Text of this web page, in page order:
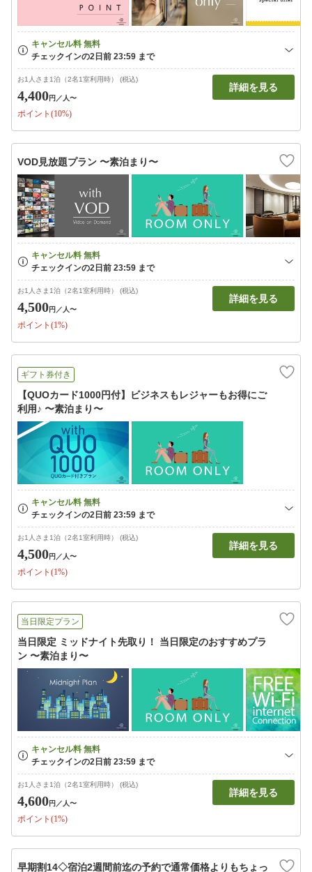
お1人さま1泊（2名1室利用時） (税込)
4,400円 ／人〜
ポイント(10%)
詳細を見る
VOD見放題プラン 〜素泊まり〜
お1人さま1泊（2名1室利用時） (税込)
4,500円 ／人〜
ポイント(1%)
詳細を見る
ギフト券付き
【QUOカード1000円付】ビジネスもレジャーもお得にご
利用♪ 〜素泊まり〜
お1人さま1泊（2名1室利用時） (税込)
4,500円 ／人〜
ポイント(1%)
詳細を見る
当日限定プラン
当日限定 ミッドナイト先取り！ 当日限定のおすすめプラ
ン 〜素泊まり〜
お1人さま1泊（2名1室利用時） (税込)
4,600円 ／人〜
ポイント(1%)
詳細を見る
早期割14◇宿泊2週間前迄の予約で通常価格よりもちょっ